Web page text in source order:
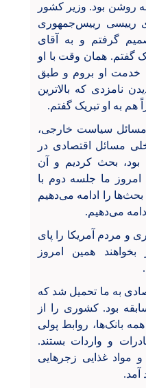
روشن بود. وزیر کشور
رییسی رییس‌جمهوری
گرفتم و به آقای
گفتم. همان وقت با او
قرار گذاشتم که ساعت ۱۱ خدمت او بروم و طبق
نامزدی که بالاترین
هم به او تبریک گفتم.
مسائل سیاست خارجی،
مسائل اقتصادی در
بحث کردیم و آن
ما جلسه دوم با
را ادامه می‌دهیم
می‌دهیم.
و مردم آمریکا را پای
همین امروز
به ما تحمیل شد که
بود. کشوری را از
بانک‌ها، روابط پولی‌
و واردات بستند.
مواد غذایی زجرهایی
آمد.